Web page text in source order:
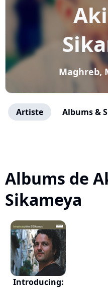
Maghreb,
Artiste Albums &
Albums de
Sikameya
Introducing: